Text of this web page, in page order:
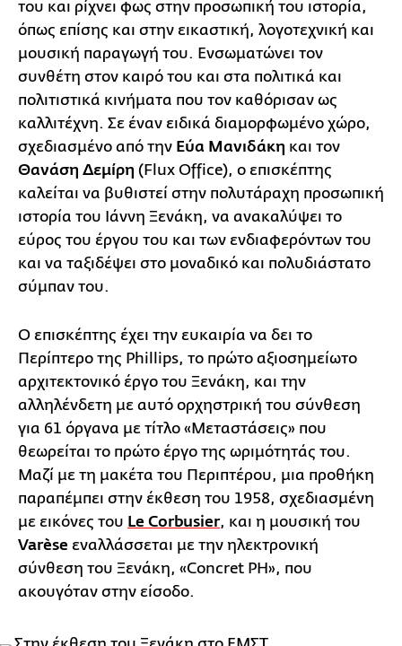
του και ρίχνει φως στην προσωπική του ιστορία,
όπως επίσης και στην εικαστική, λογοτεχνική και
μουσική παραγωγή του. Ενσωματώνει τον
συνθέτη στον καιρό του και στα πολιτικά και
πολιτιστικά κινήματα που τον καθόρισαν ως
καλλιτέχνη. Σε έναν ειδικά διαμορφωμένο χώρο,
σχεδιασμένο από την Εύα Μανιδάκη και τον
Θανάση Δεμίρη (Flux Office), o επισκέπτης
καλείται να βυθιστεί στην πολυτάραχη προσωπική
ιστορία του Ιάννη Ξενάκη, να ανακαλύψει το
εύρος του έργου του και των ενδιαφερόντων του
και να ταξιδέψει στο μοναδικό και πολυδιάστατο
σύμπαν του.
Ο επισκέπτης έχει την ευκαιρία να δει το
Περίπτερο της Phillips, το πρώτο αξιοσημείωτο
αρχιτεκτονικό έργο του Ξενάκη, και την
αλληλένδετη με αυτό ορχηστρική του σύνθεση
για 61 όργανα με τίτλο «Μεταστάσεις» που
θεωρείται το πρώτο έργο της ωριμότητάς του.
Μαζί με τη μακέτα του Περιπτέρου, μια προθήκη
παραπέμπει στην έκθεση του 1958, σχεδιασμένη
με εικόνες του Le Corbusier, και η μουσική του
Varèse εναλλάσσεται με την ηλεκτρονική
σύνθεση του Ξενάκη, «Concret PH», που
ακουγόταν στην είσοδο.